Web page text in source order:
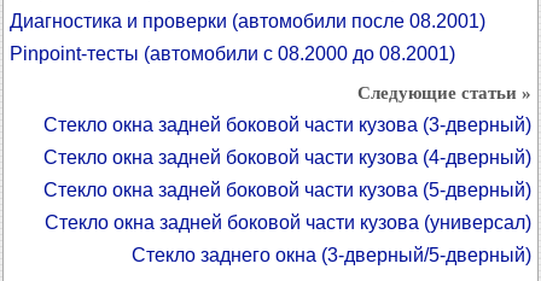
Диагностика и проверки (автомобили после 08.2001)
Pinpoint-тесты (автомобили с 08.2000 до 08.2001)
Следующие статьи »
Стекло окна задней боковой части кузова (3-дверный)
Стекло окна задней боковой части кузова (4-дверный)
Стекло окна задней боковой части кузова (5-дверный)
Стекло окна задней боковой части кузова (универсал)
Стекло заднего окна (3-дверный/5-дверный)